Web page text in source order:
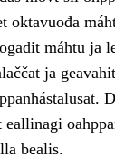
oktavuođa
máhtu ja
ja
bealis.